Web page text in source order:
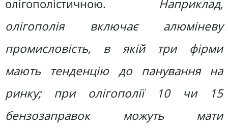
олігополістичною. Наприклад,
олігополія включає алюміневу
промисловість, в якій три фірми
мають тенденцію до панування на
ринку; при олігополії 10 чи 15
бензозаправок можуть мати